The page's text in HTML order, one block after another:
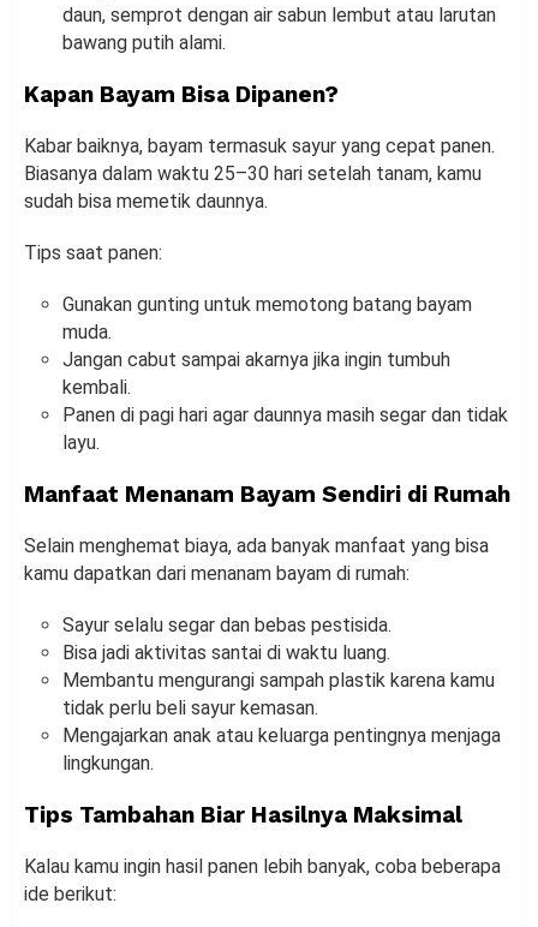
daun, semprot dengan air sabun lembut atau larutan
bawang putih alami.
Kapan Bayam Bisa Dipanen?
Kabar baiknya, bayam termasuk sayur yang cepat panen.
Biasanya dalam waktu 25–30 hari setelah tanam, kamu
sudah bisa memetik daunnya.
Tips saat panen:
Gunakan gunting untuk memotong batang bayam
muda.
Jangan cabut sampai akarnya jika ingin tumbuh
kembali.
Panen di pagi hari agar daunnya masih segar dan tidak
layu.
Manfaat Menanam Bayam Sendiri di Rumah
Selain menghemat biaya, ada banyak manfaat yang bisa
kamu dapatkan dari menanam bayam di rumah:
Sayur selalu segar dan bebas pestisida.
Bisa jadi aktivitas santai di waktu luang.
Membantu mengurangi sampah plastik karena kamu
tidak perlu beli sayur kemasan.
Mengajarkan anak atau keluarga pentingnya menjaga
lingkungan.
Tips Tambahan Biar Hasilnya Maksimal
Kalau kamu ingin hasil panen lebih banyak, coba beberapa
ide berikut: